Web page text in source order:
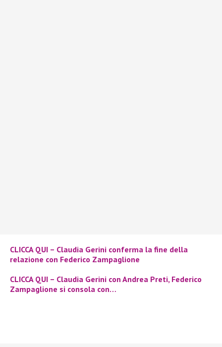
CLICCA QUI – Claudia Gerini conferma la fine della
relazione con Federico Zampaglione
CLICCA QUI – Claudia Gerini con Andrea Preti, Federico
Zampaglione si consola con…